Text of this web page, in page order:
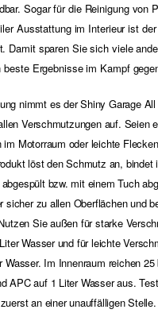
Sogar für die Reinigung von
Ausstattung im Interieur ist
Damit sparen Sie sich viele
beste Ergebnisse im Kampf
nimmt es der Shiny Garage
Verschmutzungen auf. Seien
im Motorraum oder leichte
löst den Schmutz an, bindet
bzw. mit einem Tuch
sicher zu allen Oberflächen und
Sie außen für starke
Wasser und für leichte
Wasser. Im Innenraum reichen
APC auf 1 Liter Wasser aus.
an einer unauffälligen Stelle.